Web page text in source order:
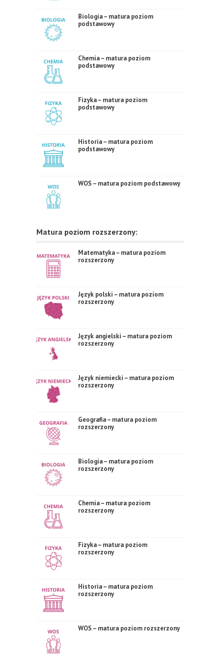
Biologia – matura poziom
podstawowy
Chemia – matura poziom
podstawowy
Fizyka – matura poziom
podstawowy
Historia – matura poziom
podstawowy
WOS – matura poziom podstawowy
Matura poziom rozszerzony:
Matematyka – matura poziom
rozszerzony
Język polski – matura poziom
rozszerzony
Język angielski – matura poziom
rozszerzony
Język niemiecki – matura poziom
rozszerzony
Geografia – matura poziom
rozszerzony
Biologia – matura poziom
rozszerzony
Chemia – matura poziom
rozszerzony
Fizyka – matura poziom
rozszerzony
Historia – matura poziom
rozszerzony
WOS – matura poziom rozszerzony